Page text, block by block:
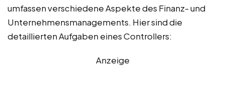
umfassen verschiedene Aspekte des Finanz- und
Unternehmensmanagements. Hier sind die
detaillierten Aufgaben eines Controllers:
Anzeige